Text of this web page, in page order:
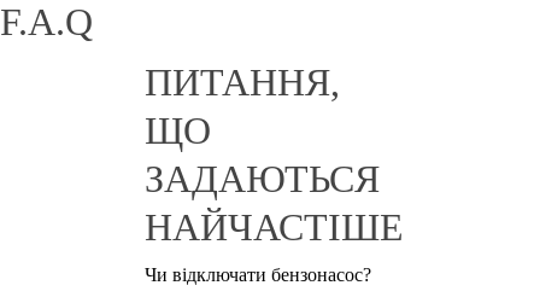
F.A.Q
ПИТАННЯ,
ЩО
ЗАДАЮТЬСЯ
НАЙЧАСТІШЕ
Чи відключати бензонасос?